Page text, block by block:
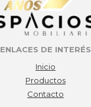
ENLACES DE INTERÉS
Inicio
Productos
Contacto